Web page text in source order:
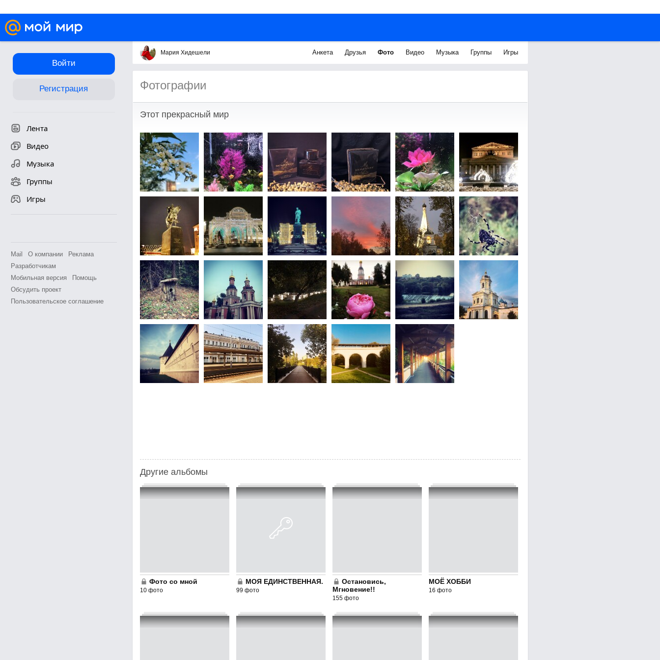
Войти
Регистрация
Лента
Видео
Музыка
Группы
Игры
Mail О компании
Реклама
Разработчикам
Мобильная версия
Помощь
Обсудить проект
Пользовательское соглашение
Мария Хидешели Анкета Друзья Фото Видео Музыка Группы Игры
Фотографии
Этот прекрасный мир
Другие альбомы
Фото со мной
10 фото
МОЯ ЕДИНСТВЕННАЯ.
99 фото
Остановись,
Мгновение!!
155 фото
МОЁ ХОББИ
16 фото